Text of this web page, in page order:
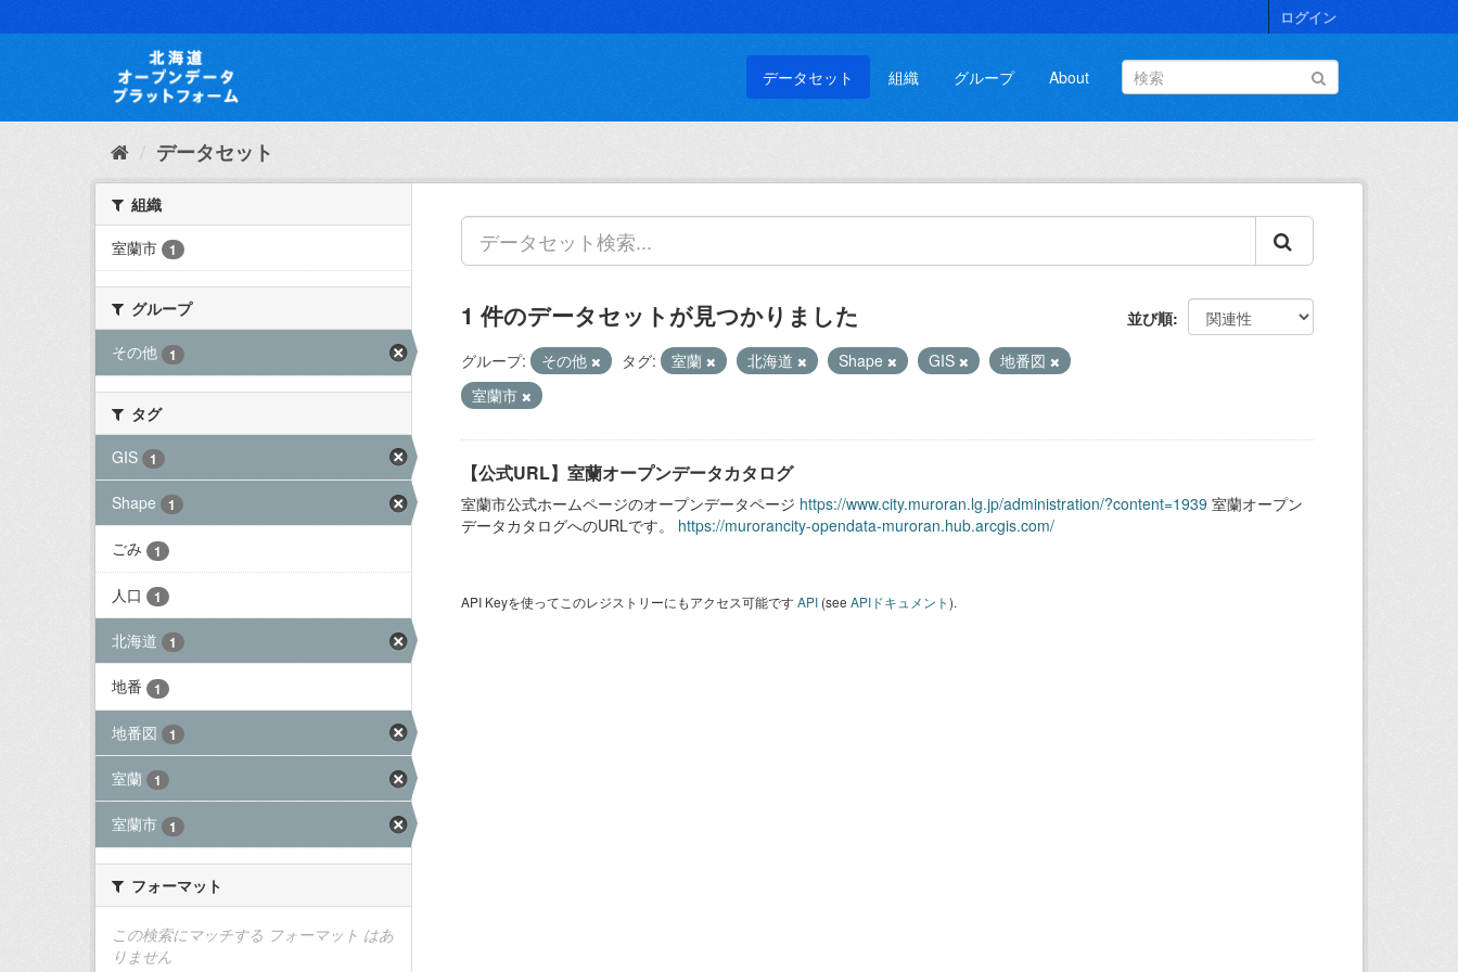
キ
て
ログイン
データセット 組織 グループ About
データセット
組織
室蘭市
1
グループ
その他
1
タグ
GIS
1
Shape 1
ごみ 1
人口 1
北海道 1
地番 1
地番図 1
室蘭 1
室蘭市 1
フォーマット
この検索にマッチする フォーマット はあ
りません
並び順
1 件のデータセットが見つかりました
グループ: その他 タグ: 室蘭 北海道 Shape GIS
地番図
室蘭市
【公式URL】室蘭オープンデータカタログ
室蘭市公式ホームページのオープンデータページ https://www.city.muroran.lg.jp/administration/?content=1939 室蘭オープン
データカタログへのURLです。 https://murorancity-opendata-muroran.hub.arcgis.com/
API Keyを使ってこのレジストリーにもアクセス可能ですAPI (see APIドキュメント).